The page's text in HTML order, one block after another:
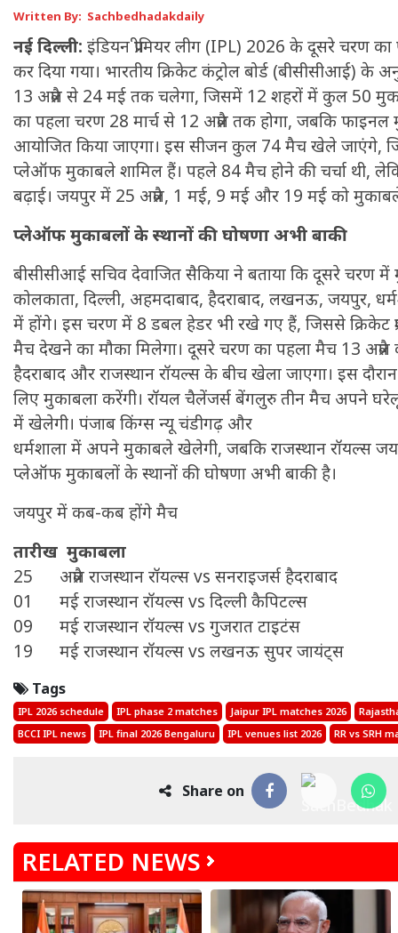
Written By: Sachbedhadakdaily
नई दिल्ली: इंडियन प्रीमियर लीग (IPL) 2026 के दूसरे चरण
कर दिया गया। भारतीय क्रिकेट कंट्रोल बोर्ड (बीसीसीआई) के
13 अप्रैल से 24 मई तक चलेगा, जिसमें 12 शहरों में कुल 50
का पहला चरण 28 मार्च से 12 अप्रैल तक होगा, जबकि
आयोजित किया जाएगा। इस सीजन कुल 74 मैच खेले जाएंगे,
प्लेऑफ मुकाबले शामिल हैं। पहले 84 मैच होने की चर्चा थी,
बढ़ाई। जयपुर में 25 अप्रैल, 1 मई, 9 मई और 19 मई को
प्लेऑफ मुकाबलों के स्थानों की घोषणा अभी बाकी
बीसीसीआई सचिव देवाजित सैकिया ने बताया कि दूसरे चरण
कोलकाता, दिल्ली, अहमदाबाद, हैदराबाद, लखनऊ, जयपुर,
में होंगे। इस चरण में 8 डबल हेडर भी रखे गए हैं, जिससे क्रिकेट
मैच देखने का मौका मिलेगा। दूसरे चरण का पहला मैच 13 अप्रैल
हैदराबाद और राजस्थान रॉयल्स के बीच खेला जाएगा। इस
लिए मुकाबला करेंगी। रॉयल चैलेंजर्स बेंगलुरु तीन मैच अपने
में खेलेगी। पंजाब किंग्स न्यू चंडीगढ़ और
धर्मशाला में अपने मुकाबले खेलेगी, जबकि राजस्थान रॉयल्स
प्लेऑफ मुकाबलों के स्थानों की घोषणा अभी बाकी है।
जयपुर में कब-कब होंगे मैच
तारीख मुकाबला
25 अप्रैल राजस्थान रॉयल्स vs सनराइजर्स हैदराबाद
01 मई राजस्थान रॉयल्स vs दिल्ली कैपिटल्स
09 मई राजस्थान रॉयल्स vs गुजरात टाइटंस
19 मई राजस्थान रॉयल्स vs लखनऊ सुपर जायंट्स
Tags
IPL 2026 schedule IPL phase 2 matches Jaipur IPL matches 2026
BCCI IPL news
IPL final 2026 Bengaluru IPL venues list 2026 RR vs SRH
Share on
RELATED NEWS